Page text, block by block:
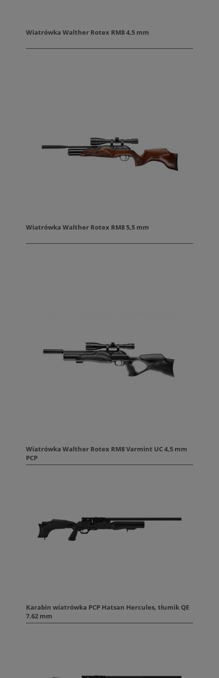
Wiatrówka Walther Rotex RM8 4,5 mm
Wiatrówka Walther Rotex RM8 5,5 mm
Wiatrówka Walther Rotex RM8 Varmint UC 4,5 mm
PCP
Karabin wiatrówka PCP Hatsan Hercules, tłumik QE
7.62 mm